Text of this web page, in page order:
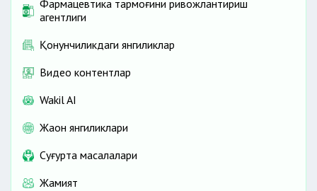
Фармацевтика тармоғини ривожлантириш
агентлиги
Қонунчиликдаги янгиликлар
Видео контентлар
Wakil AI
Жаҳон янгиликлари
Cуғурта масалалари
Жамият